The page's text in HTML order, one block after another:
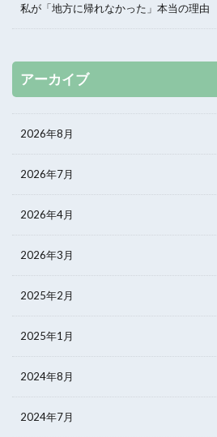
私が「地方に帰れなかった」本当の理由
アーカイブ
2026年8月
2026年7月
2026年4月
2026年3月
2025年2月
2025年1月
2024年8月
2024年7月